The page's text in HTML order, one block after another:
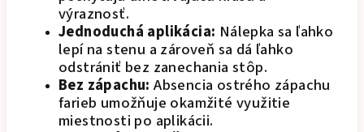
výraznosť.
Jednoduchá aplikácia: Nálepka sa ľahko
lepí na stenu a zároveň sa dá ľahko
odstrániť bez zanechania stôp.
Bez zápachu:Absencia ostrého zápachu
farieb umožňuje okamžité využitie
miestnosti po aplikácii.